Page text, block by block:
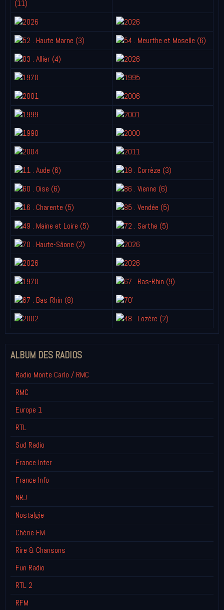
ALBUM DES RADIOS
Radio Monte Carlo / RMC
RMC
Europe 1
RTL
Sud Radio
France Inter
France Info
NRJ
Nostalgie
Chérie FM
Rire & Chansons
Fun Radio
RTL 2
RFM